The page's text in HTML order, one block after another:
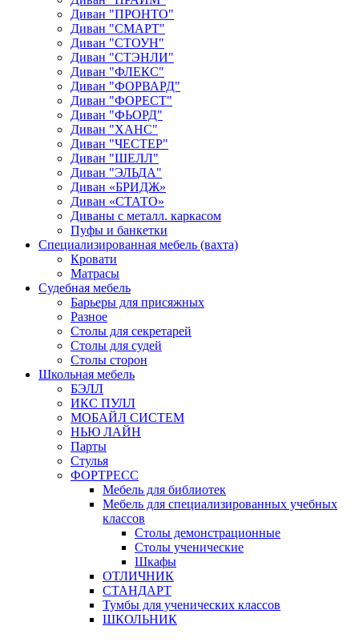
Диван "ПРОНТО"
Диван "СМАРТ"
Диван "СТОУН"
Диван "СТЭНЛИ"
Диван "ФЛЕКС"
Диван "ФОРВАРД"
Диван "ФОРЕСТ"
Диван "ФЬОРД"
Диван "ХАНС"
Диван "ЧЕСТЕР"
Диван "ШЕЛЛ"
Диван "ЭЛЬДА"
Диван «БРИДЖ»
Диван «СТАТО»
Диваны с металл. каркасом
Пуфы и банкетки
Специализированная мебель (вахта)
Кровати
Матрасы
Судебная мебель
Барьеры для присяжных
Разное
Столы для секретарей
Столы для судей
Столы сторон
Школьная мебель
БЭЛЛ
ИКС ПУЛЛ
МОБАЙЛ СИСТЕМ
НЬЮ ЛАЙН
Парты
Стулья
ФОРТРЕСС
Мебель для библиотек
Мебель для специализированных учебных
классов
Столы демонстрационные
Столы ученические
Шкафы
ОТЛИЧНИК
СТАНДАРТ
Тумбы для ученических классов
ШКОЛЬНИК